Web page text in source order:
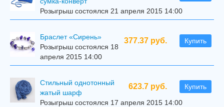
Розыгрыш состоялся 21 апреля 2015 14:00
377.37 руб. Купить
Браслет «Сирень»
Розыгрыш состоялся 18
апреля 2015 14:00
623.7 руб. Купить
Стильный однотонный
жатый шарф
Розыгрыш состоялся 17 апреля 2015 14:00